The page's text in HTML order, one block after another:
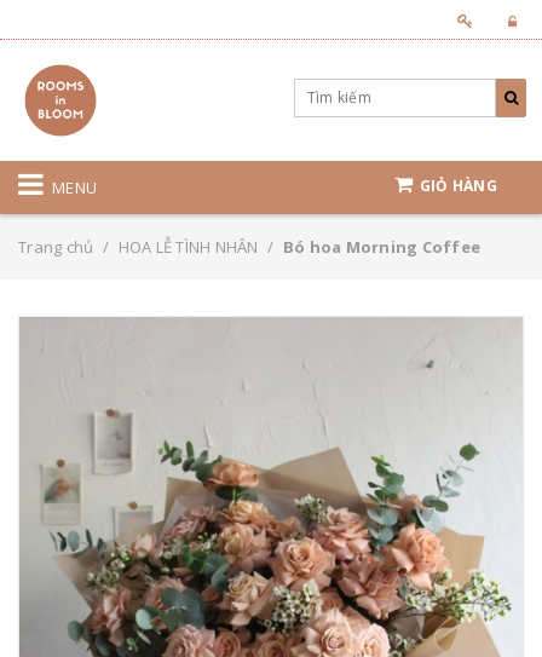
MENU GIỎ HÀNG
Trang chủ / HOA LỄ TÌNH NHÂN / Bó hoa Morning Coffee